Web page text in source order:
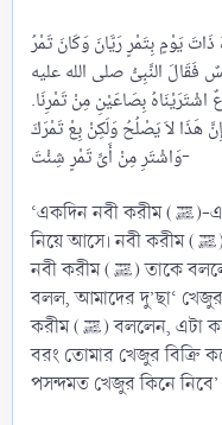
ذَاتَ يَوْمٍ بِتَمْرٍ رَيَّانَ وَكَانَ تَمْرُ
فَقَالَ النَّبِىُّ صلى الله عليه
بِصَاعَيْنِ مِنْ تَمْرِنَا.
هَذَا لاَ يَصْلُحُ وَلَكِنْ بِعْ تَمْرَكَ
وَاشْتَرِ مِنْ أَىِّ تَمْرٍ شِئْتَ-
‘একদিন নবী করীম (ﷺ)-এর এক দাস তাঁর নিকটে রাইয়ান খেজুর
নিয়ে আসে। নবী করীম (ﷺ)-এর খেজুর ছিল ভেজা-শুকনা মেশানো।
নবী করীম (ﷺ) তাকে বললেন, এ খেজুর তুমি কোথায় পেলে? সে
বলল, আমাদের দু’ছা‘
করীম (ﷺ) বললেন, এটা করো না, এমনভাবে কেনা বৈধ নয়। তুমি
বরং তোমার খেজুর বিক্রি
পসন্দমত খেজুর কিনে